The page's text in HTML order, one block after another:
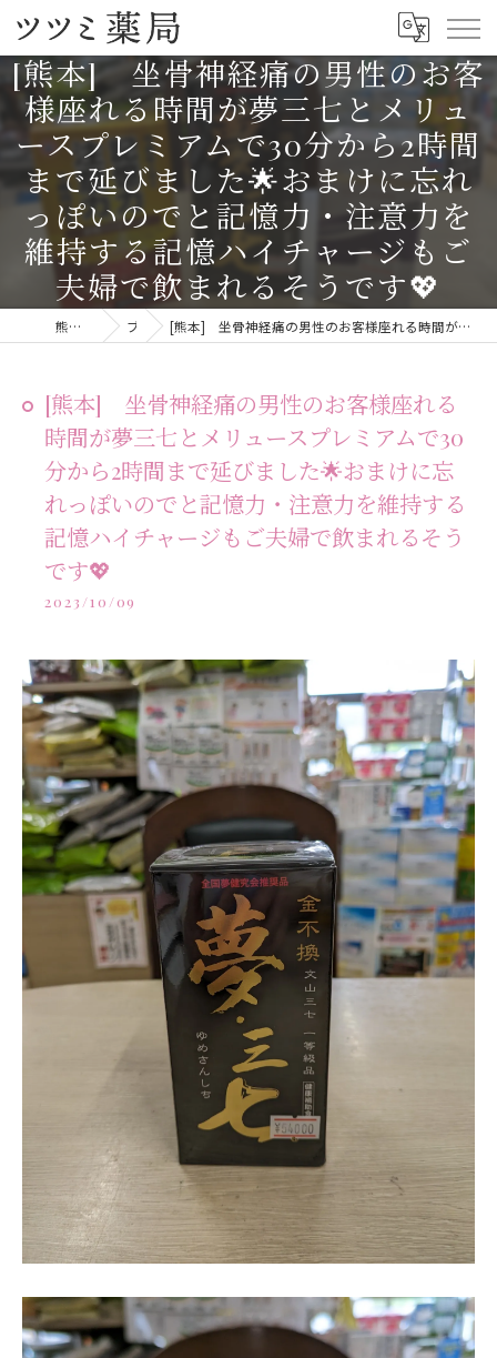
[熊本] 坐骨神経痛の男性のお客
様座れる時間が夢三七とメリュ
ースプレミアムで30分から2時間
まで延びました🌟おまけに忘れ
っぽいのでと記憶力・注意力を
維持する記憶ハイチャージもご
夫婦で飲まれるそうです💖
熊本の漢方ならツツミ薬局 ブログ [熊本] 坐骨神経痛の男性のお客様座れる時間が夢三七とメリュースプレミアムで30分から2時間まで延びました🌟おまけに忘れっぽいのでと記憶力・注意力を維持する記憶ハイチャージもご夫婦で飲まれるそうです💖
[熊本] 坐骨神経痛の男性のお客様座れる
時間が夢三七とメリュースプレミアムで30
分から2時間まで延びました🌟おまけに忘
れっぽいのでと記憶力・注意力を維持する
記憶ハイチャージもご夫婦で飲まれるそう
です💖
2023/10/09